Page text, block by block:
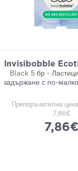
Invisibobble
Black 5 бр -
задържане с по-
Препоръчителна
7,86€
7,86€